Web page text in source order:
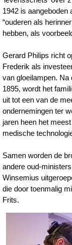
1942 is aangeboden
“ouderen als
hebben, als
Gerard Philips richt
Frederik als
van gloeilampen.
1895, wordt het
uit tot een van de
ondernemingen ter
jaren heen het
medische
Samen worden de
andere oud-
Winsemius
die door toenmalig
Frits.